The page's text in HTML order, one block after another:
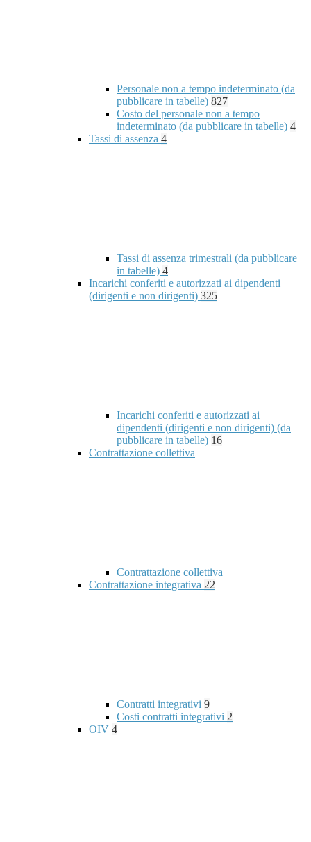
Personale non a tempo indeterminato (da
pubblicare in tabelle) 827
Costo del personale non a tempo
indeterminato (da pubblicare in tabelle) 4
Tassi di assenza 4
Tassi di assenza trimestrali (da pubblicare
in tabelle) 4
Incarichi conferiti e autorizzati ai dipendenti
(dirigenti e non dirigenti) 325
Incarichi conferiti e autorizzati ai
dipendenti (dirigenti e non dirigenti) (da
pubblicare in tabelle) 16
Contrattazione collettiva
Contrattazione collettiva
Contrattazione integrativa 22
Contratti integrativi 9
Costi contratti integrativi 2
OIV 4